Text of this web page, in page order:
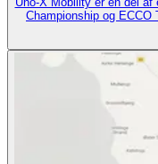
Championship og ECCO Tour og har